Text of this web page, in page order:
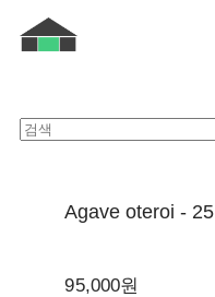
Agave oteroi - 25
95,000원